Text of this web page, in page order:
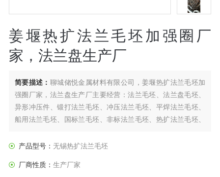
姜堰热扩法兰毛坯加强圈厂
家，法兰盘生产厂
简要描述： 聊城储悦金属材料有限公司，姜堰热扩法兰毛坯加
强圈厂家，法兰盘生产厂主要经营：法兰毛坯、法兰盘毛坯、
异形冲压件、锻打法兰毛坯、冲压法兰毛坯、平焊法兰毛坯、
船用法兰毛坯、国标兰毛坯、非标法兰毛坯、热扩法兰毛坯、
产品型号： 无锡热扩法兰毛坯
厂商性质： 生产厂家